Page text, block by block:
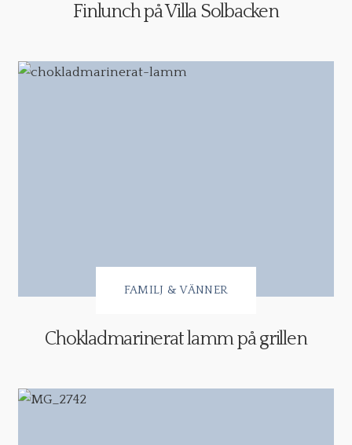
Finlunch på Villa Solbacken
FAMILJ & VÄNNER
Chokladmarinerat lamm på grillen